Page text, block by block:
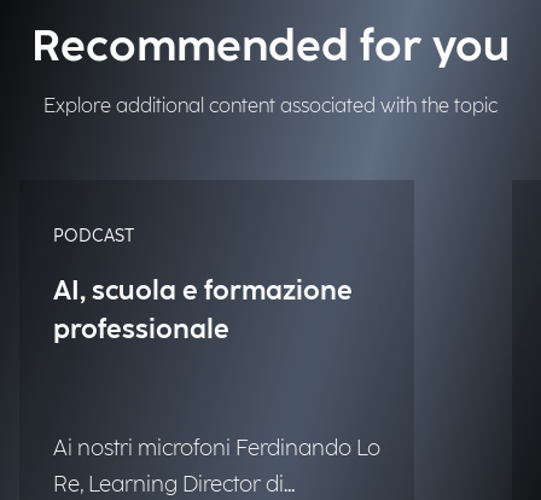
Recommended for you
Explore additional content associated with the topic
PODCAST
AI, scuola e formazione
professionale
Ai nostri microfoni Ferdinando Lo
Re, Learning Director di